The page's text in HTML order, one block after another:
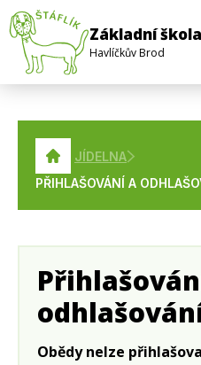
Základní
Havlíčkův Brod
JÍDELNA
PŘIHLAŠOVÁNÍ A
Obědy nelze